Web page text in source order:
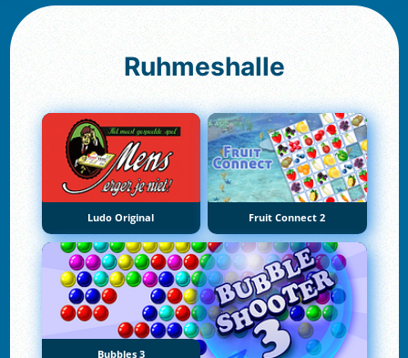
Ruhmeshalle
Ludo Original Fruit Connect 2
Bubbles 3